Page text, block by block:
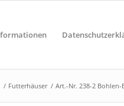
/ Futterhäuser / Art.-Nr. 238-2